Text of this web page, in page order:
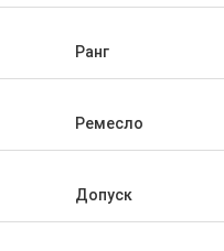
Марк Galon
Ранг
Ремесло
Допуск